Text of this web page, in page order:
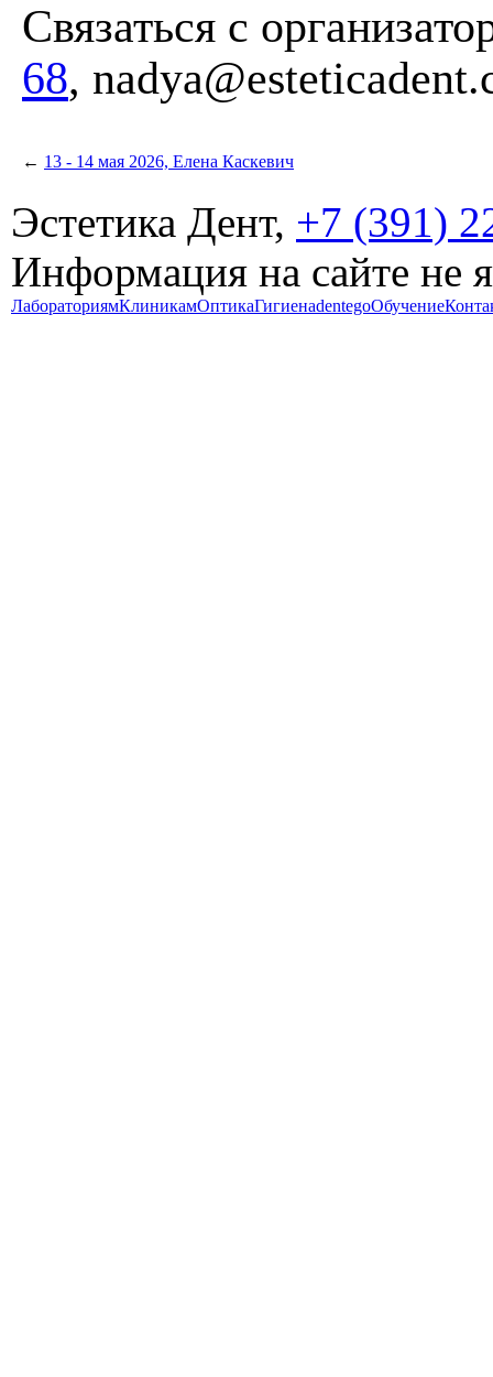
Связаться с
68,
← 13 - 14 мая 2026, Елена Каскевич
Эстетика Дент, +7 (391)
Информация на сайте не
ЛабораториямКлиникамОптикаГигиенаdentegoОбучение